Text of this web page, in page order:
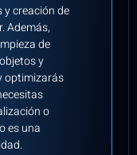
y creación de
Además,
de
y
optimizarás
o
es una